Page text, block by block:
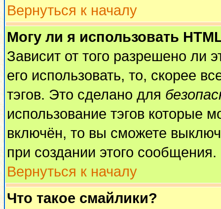
Вернуться к началу
Могу ли я использовать
Зависит от того разрешено ли
его использовать, то, скорее
тэгов. Это сделано для
использование тэгов которые
включён, то вы сможете
при создании этого сообщения.
Вернуться к началу
Что такое смайлики?